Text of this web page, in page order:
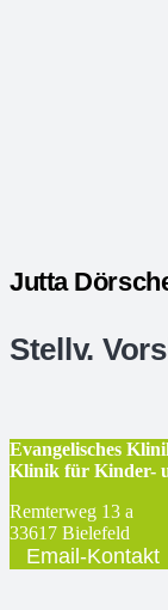
Jutta
Stellv.
Evangelisches
Klinik für Kinder-
Remterweg 13 a
33617 Bielefeld
Email-Kontakt